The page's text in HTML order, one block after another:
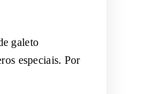
galeto
especiais. Por